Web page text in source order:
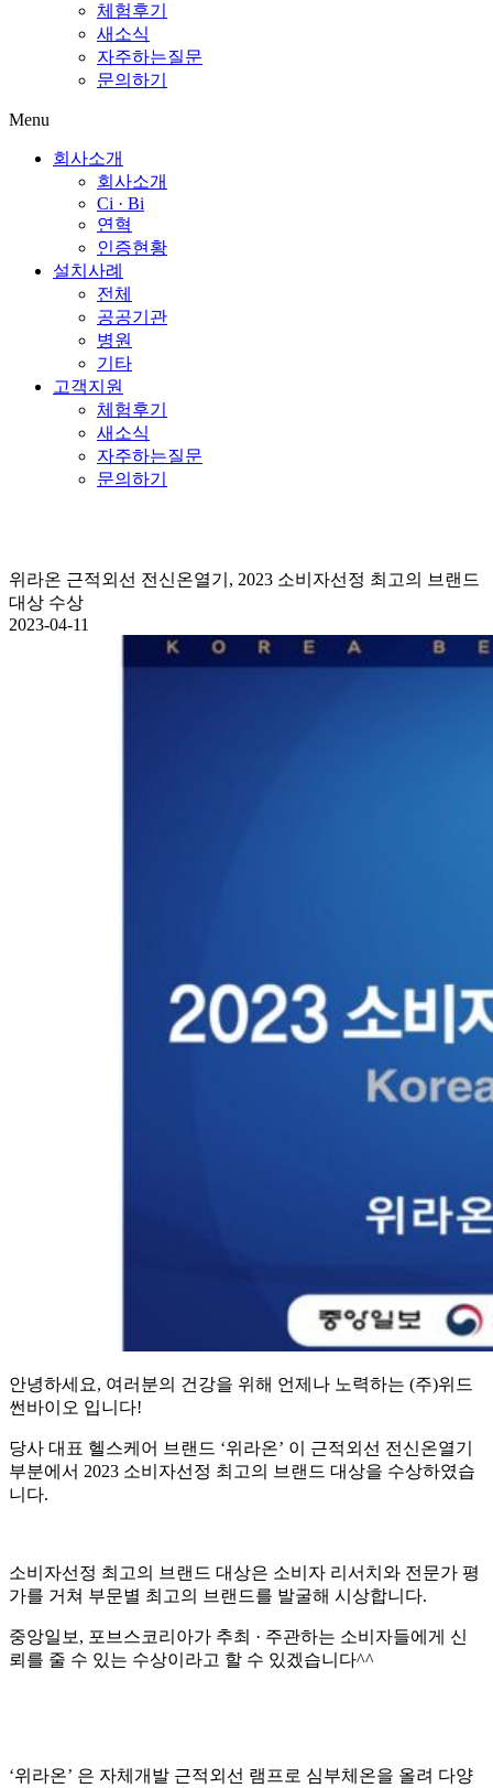
체험후기
새소식
자주하는질문
문의하기
Menu
회사소개
회사소개
Ci · Bi
연혁
인증현황
설치사례
전체
공공기관
병원
기타
고객지원
체험후기
새소식
자주하는질문
문의하기
위라온 근적외선 전신온열기, 2023 소비자선정 최고의 브랜드
대상 수상
2023-04-11
안녕하세요, 여러분의 건강을 위해 언제나 노력하는 (주)위드
썬바이오 입니다!
당사 대표 헬스케어 브랜드 ‘위라온’ 이 근적외선 전신온열기
부분에서 2023 소비자선정 최고의 브랜드 대상을 수상하였습
니다.
소비자선정 최고의 브랜드 대상은 소비자 리서치와 전문가 평
가를 거쳐 부문별 최고의 브랜드를 발굴해 시상합니다.
중앙일보, 포브스코리아가 추최 · 주관하는 소비자들에게 신
뢰를 줄 수 있는 수상이라고 할 수 있겠습니다^^
‘위라온’ 은 자체개발 근적외선 램프로 심부체온을 올려 다양